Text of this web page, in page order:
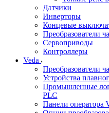
Датчики
Инверторы
Концевые
Преобразователи
Сервоприводы
Контроллеры
Veda
Преобразователи
Устройства
Промышленные
PLC
Панели оператора